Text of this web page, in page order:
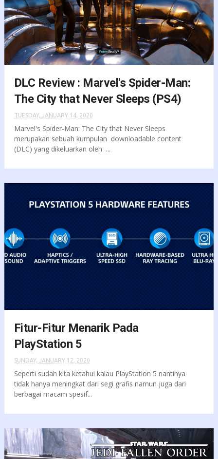
DLC Review : Marvel's Spider-Man:
The City that Never Sleeps (PS4)
TUESDAY, JANUARY 14, 2020
Marvel's Spider-Man: The City that Never Sleeps
merupakan sebuah kumpulan downloadable content
(DLC) yang dikeluarkan oleh ...
Fitur-Fitur Menarik Pada
PlayStation 5
SUNDAY, JANUARY 12, 2020
Seperti sudah kita ketahui kalau PlayStation 5 nantinya
tidak hanya meningkat dari segi grafis namun juga dari
berbagai macam spesif...